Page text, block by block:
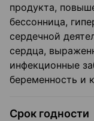
продукта,
бессонница,
сердечной
сердца,
инфекционные
беременность и
Срок годности